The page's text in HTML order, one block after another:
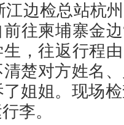
江边检总站杭
往柬埔寨金
，往返行程
楚对方姓名
姐姐。现场
李。